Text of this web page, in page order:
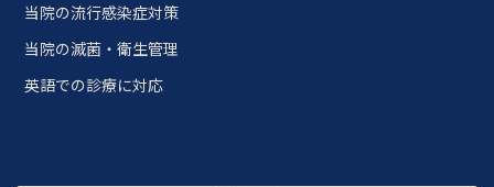
当院の流行感染症対策
当院の滅菌・衛生管理
英語での診療に対応